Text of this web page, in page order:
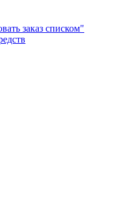
заказ списком"